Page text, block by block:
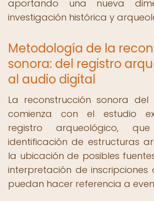
aportando una nueva
investigación histórica y
Metodología de la
sonora: del registro
al audio digital
La reconstrucción sonora del
comienza con el estudio
registro arqueológico,
identificación de estructuras
la ubicación de posibles
interpretación de inscripciones
puedan hacer referencia a